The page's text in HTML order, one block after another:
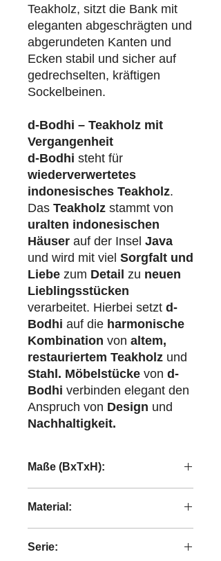
Teakholz, sitzt die Bank mit
eleganten abgeschrägten und
abgerundeten Kanten und
Ecken stabil und sicher auf
gedrechselten, kräftigen
Sockelbeinen.
d-Bodhi – Teakholz mit
Vergangenheit
d-Bodhi steht für
wiederverwertetes
indonesisches Teakholz.
Das Teakholz stammt von
uralten indonesischen
Häuser auf der Insel Java
und wird mit viel Sorgfalt und
Liebe zum Detail zu neuen
Lieblingsstücken
verarbeitet. Hierbei setzt d-
Bodhi auf die harmonische
Kombination von altem,
restauriertem Teakholz und
Stahl. Möbelstücke von d-
Bodhi verbinden elegant den
Anspruch von Design und
Nachhaltigkeit.
Maße (BxTxH):
Material:
Serie: